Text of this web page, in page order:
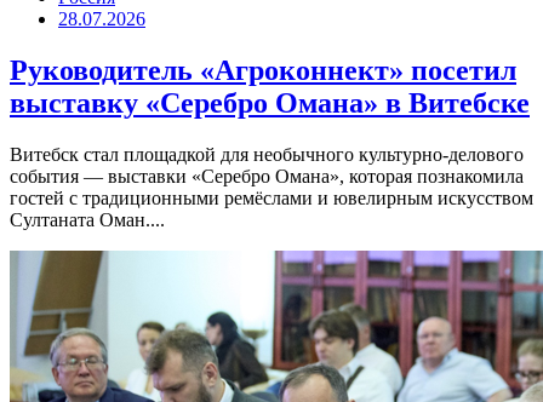
28.07.2026
Руководитель «Агроконнект» посетил
выставку «Серебро Омана» в Витебске
Витебск стал площадкой для необычного культурно-делового
события — выставки «Серебро Омана», которая познакомила
гостей с традиционными ремёслами и ювелирным искусством
Султаната Оман....